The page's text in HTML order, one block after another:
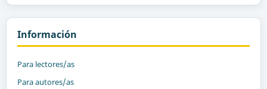
Información
Para lectores/as
Para autores/as